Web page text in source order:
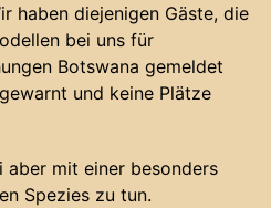
haben diejenigen Gäste, die
bei uns für
Botswana gemeldet
und keine Plätze
aber mit einer besonders
Spezies zu tun.